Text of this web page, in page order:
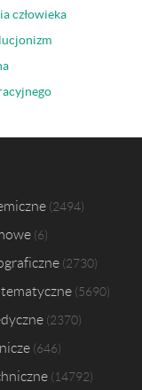
człowieka
2494
6
2730
5690
2370
646
14792